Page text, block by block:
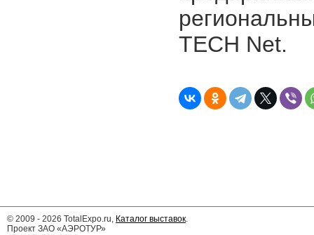
TECH Net.
© 2009 - 2026 TotalExpo.ru, Каталог выставок.
Проект ЗАО «АЭРОТУР»